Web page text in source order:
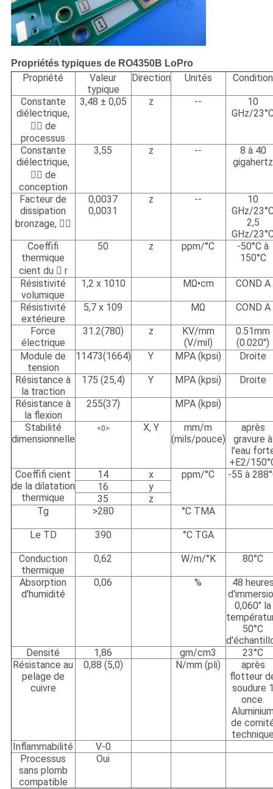
Propriétés typiques de RO4350B LoPro
Propriété
Valeur
typique
Direction Unités Condition
Constante
diélectrique,
 de
processus
3,48 ± 0,05 z --
10
GHz/
Constante
diélectrique,
 de
conception
3,55 z --
8 à 40
gigahertz
Facteur de
dissipation
bronzage, 
0,0037
0,0031
z --
10
GHz/
2,5
GHz/
Coeffifi
thermique
cient du  r
50 z ppm/°C
-50°C à
150°C
Résistivité
volumique
1,2 x 1010 MΩ•cm COND A
Résistivité
extérieure
5,7 x 109 MΩ COND A
Force
électrique
31.2(780) z
KV/mm
(V/mil)
0.51mm
(0.020")
Module de
tension
11473(1664) Y MPA (kpsi) Droite
Résistance à
la traction
175 (25,4) Y MPA (kpsi) Droite
Résistance à
la flexion
255(37) MPA (kpsi)
Stabilité
dimensionnelle
<0> X, Y
mm/m
(mils/pouce)
après
gravure à
l'eau
+E2/
Coeffifi cient
de la dilatation
thermique
14 x ppm/°C
-55 à
16
y
35
z
Tg
>280 °C TMA
Le TD 390 °C TGA
Conduction
thermique
0,62 W/m/°K 80°C
Absorption
d'humidité
0,06 %
48
0,060" la
50°C
Densité
1,86 gm/cm3
23°C
Résistance au
pelage de
cuivre
0,88 (5,0) N/mm (pli)
après
flotteur
soudure
once.
de
Inflammabilité
V-0
Processus
sans plomb
compatible
Oui